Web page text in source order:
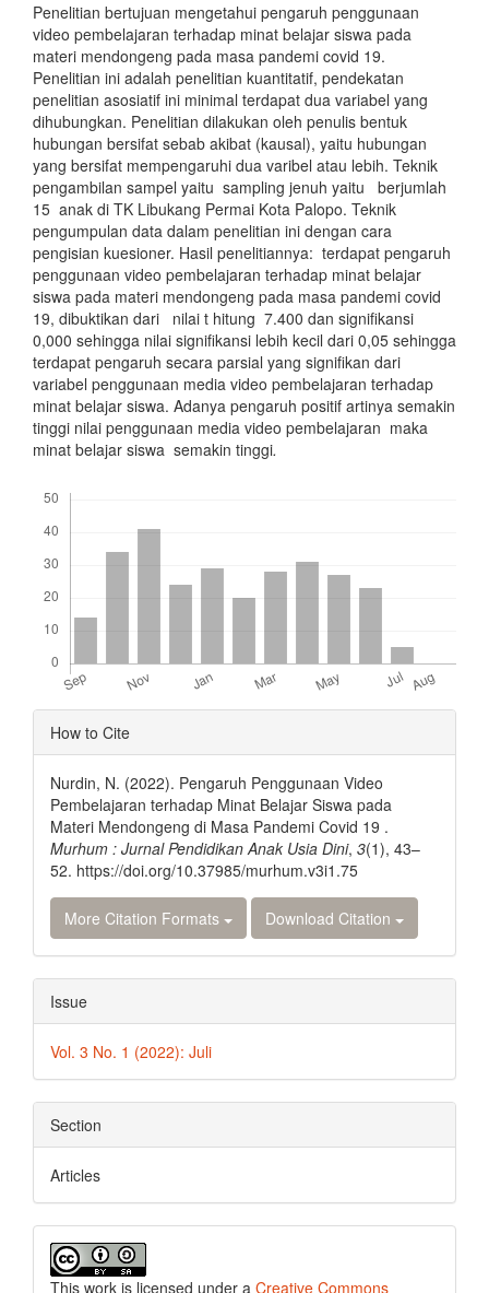
Penelitian bertujuan mengetahui pengaruh penggunaan
video pembelajaran terhadap minat belajar siswa pada
materi mendongeng pada masa pandemi covid 19.
Penelitian ini adalah penelitian kuantitatif, pendekatan
penelitian asosiatif ini minimal terdapat dua variabel yang
dihubungkan. Penelitian dilakukan oleh penulis bentuk
hubungan bersifat sebab akibat (kausal), yaitu hubungan
yang bersifat mempengaruhi dua varibel atau lebih. Teknik
pengambilan sampel yaitu sampling jenuh yaitu berjumlah
15 anak di TK Libukang Permai Kota Palopo. Teknik
pengumpulan data dalam penelitian ini dengan cara
pengisian kuesioner. Hasil penelitiannya: terdapat pengaruh
penggunaan video pembelajaran terhadap minat belajar
siswa pada materi mendongeng pada masa pandemi covid
19, dibuktikan dari nilai t hitung 7.400 dan signifikansi
0,000 sehingga nilai signifikansi lebih kecil dari 0,05 sehingga
terdapat pengaruh secara parsial yang signifikan dari
variabel penggunaan media video pembelajaran terhadap
minat belajar siswa. Adanya pengaruh positif artinya semakin
tinggi nilai penggunaan media video pembelajaran maka
minat belajar siswa semakin tinggi.
Article
Details
How to Cite
Nurdin, N. (2022). Pengaruh Penggunaan Video
Pembelajaran terhadap Minat Belajar Siswa pada
Materi Mendongeng di Masa Pandemi Covid 19 .
Murhum : Jurnal Pendidikan Anak Usia Dini, 3(1), 43–
52. https://doi.org/10.37985/murhum.v3i1.75
More Citation Formats Download Citation
Issue
Vol. 3 No. 1 (2022): Juli
Section
Articles
This work is licensed under a Creative Commons